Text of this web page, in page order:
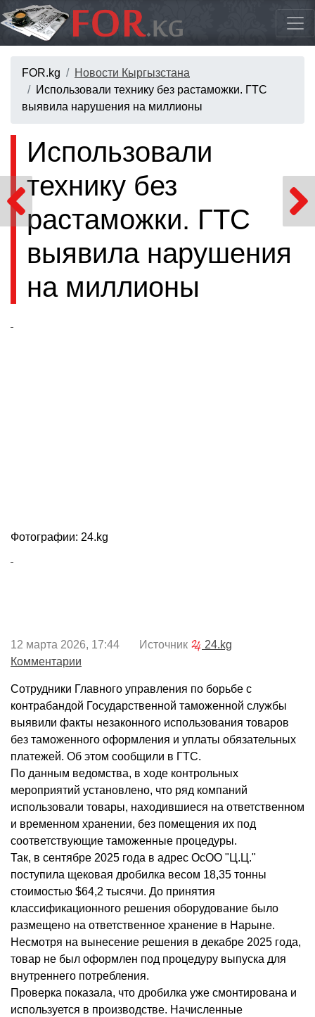
FOR.kg
Новости Кыргызстана
Использовали технику без растаможки. ГТС
выявила нарушения на миллионы
Использовали
технику без
растаможки. ГТС
выявила нарушения
на миллионы
Фотографии: 24.kg
12 марта 2026, 17:44 Источник
24.kg
Комментарии
Сотрудники Главного управления по борьбе с
контрабандой Государственной таможенной службы
выявили факты незаконного использования товаров
без таможенного оформления и уплаты обязательных
платежей. Об этом сообщили в ГТС.
По данным ведомства, в ходе контрольных
мероприятий установлено, что ряд компаний
использовали товары, находившиеся на ответственном
и временном хранении, без помещения их под
соответствующие таможенные процедуры.
Так, в сентябре 2025 года в адрес ОсОО "Ц.Ц."
поступила щековая дробилка весом 18,35 тонны
стоимостью $64,2 тысячи. До принятия
классификационного решения оборудование было
размещено на ответственное хранение в Нарыне.
Несмотря на вынесение решения в декабре 2025 года,
товар не был оформлен под процедуру выпуска для
внутреннего потребления.
Проверка показала, что дробилка уже смонтирована и
используется в производстве. Начисленные